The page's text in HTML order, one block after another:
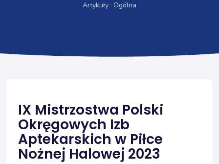
Artykuły Ogólna
IX Mistrzostwa Polski
Okręgowych Izb
Aptekarskich w Piłce
Nożnej Halowej 2023